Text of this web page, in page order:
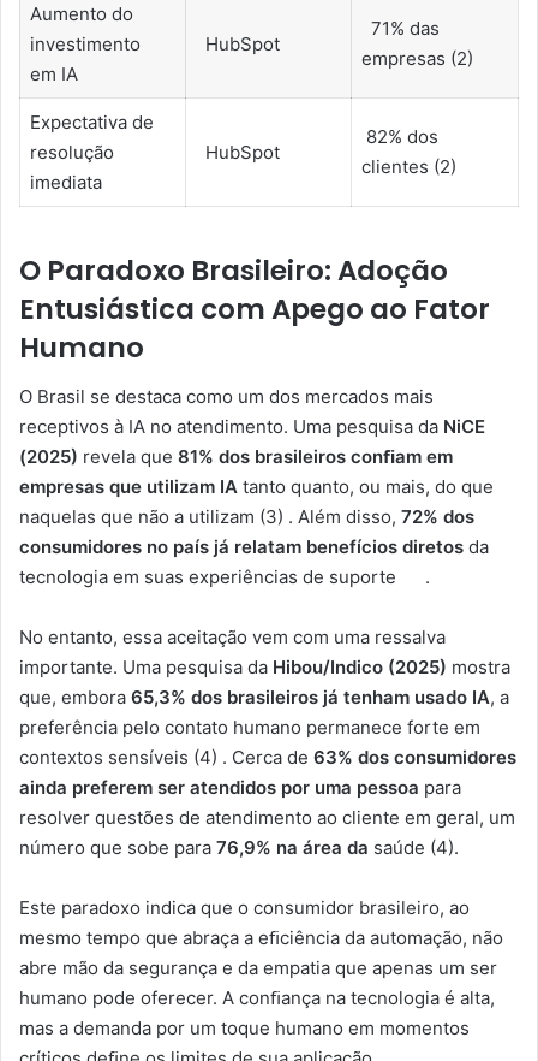
Aumento do
investimento
em IA
HubSpot
71% das
empresas (2)
Expectativa de
resolução
imediata
HubSpot
82% dos
clientes (2)
O Paradoxo Brasileiro: Adoção
Entusiástica com Apego ao Fator
Humano
O Brasil se destaca como um dos mercados mais
receptivos à IA no atendimento. Uma pesquisa da NiCE
(2025) revela que 81% dos brasileiros conﬁam em
empresas que utilizam IA tanto quanto, ou mais, do que
naquelas que não a utilizam (3) . Além disso, 72% dos
consumidores no país já relatam benefícios diretos da
tecnologia em suas experiências de suporte .
No entanto, essa aceitação vem com uma ressalva
importante. Uma pesquisa da Hibou/Indico (2025) mostra
que, embora 65,3% dos brasileiros já tenham usado IA, a
preferência pelo contato humano permanece forte em
contextos sensíveis (4) . Cerca de 63% dos consumidores
ainda preferem ser atendidos por uma pessoa para
resolver questões de atendimento ao cliente em geral, um
número que sobe para 76,9% na área da saúde (4).
Este paradoxo indica que o consumidor brasileiro, ao
mesmo tempo que abraça a eﬁciência da automação, não
abre mão da segurança e da empatia que apenas um ser
humano pode oferecer. A conﬁança na tecnologia é alta,
mas a demanda por um toque humano em momentos